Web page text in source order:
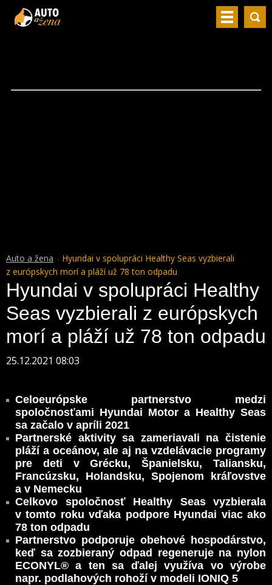
Auto a žena
Hyundai v spolupráci Healthy Seas vyzbierali
z európskych morí a pláží už 78 ton odpadu
Hyundai v spolupráci Healthy
Seas vyzbierali z európskych
morí a pláží už 78 ton odpadu
25.12.2021 08:03
Celoeurópske partnerstvo medzi
spoločnosťami Hyundai Motor a Healthy Seas
sa začalo v apríli 2021
Partnerské aktivity sa zameriavali na čistenie
pláží a oceánov, ale aj na vzdelávacie programy
pre deti v Grécku, Španielsku, Taliansku,
Francúzsku, Holandsku, Spojenom kráľovstve
a v Nemecku
Celkovo spoločnosť Healthy Seas vyzbierala
v tomto roku vďaka podpore Hyundai viac ako
78 ton odpadu
Partnerstvo podporuje obehové hospodárstvo,
keď sa zozbieraný odpad regeneruje na nylon
ECONYL® a ten sa ďalej využíva vo výrobe
napr. podlahových rohoží v modeli IONIQ 5